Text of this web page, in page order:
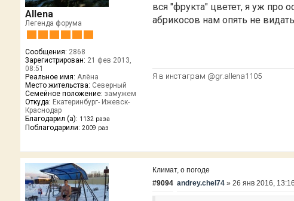
Allena
Легенда форума
Сообщения: 2868
Зарегистрирован: 21 фев 2013,
08:51
Реальное имя: Алёна
Место жительства: Северный
Семейное положение: замужем
Откуда: Екатеринбург- Ижевск-
Краснодар
Благодарил (а): 1132 раза
Поблагодарили: 2009 раз
вся "фрукта" цветет, я уж про
абрикосов нам опять не
Я в инстаграм @gr.allena1105
Климат, о погоде
#9094 andrey.chel74 »26 янв 2016, 13:16